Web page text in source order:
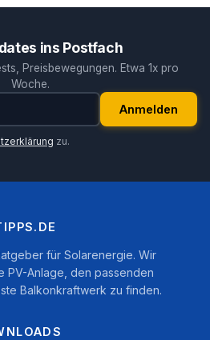
ins Postfach
Preisbewegungen. Etwa 1x pro
Woche.
Anmelden
zu.
für Solarenergie. Wir
PV-Anlage, den passenden
Balkonkraftwerk zu finden.